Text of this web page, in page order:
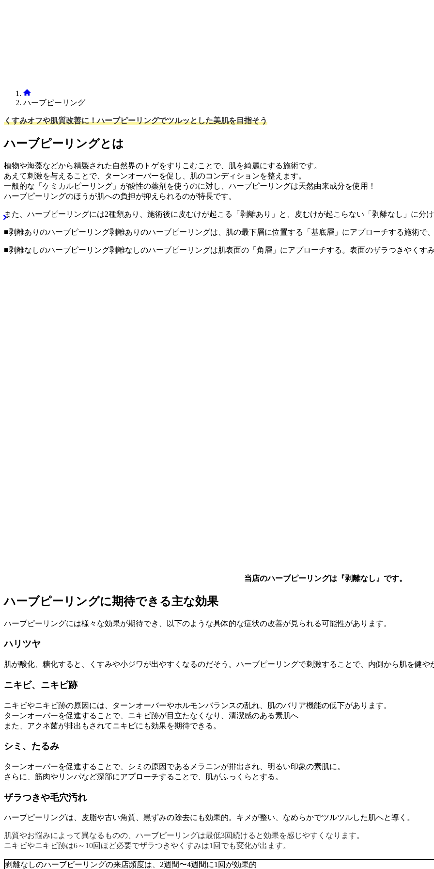
ハーブピーリング
くすみオフや肌質改善に！ハーブピーリングでツルッとした美肌を目指そう
ハーブピーリングとは
植物や海藻などから精製された自然界のトゲをすりこむことで、肌を綺麗にする施術です。
あえて刺激を与えることで、ターンオーバーを促し、肌のコンディションを整えます。
一般的な「ケミカルピーリング」が酸性の薬剤を使うのに対し、ハーブピーリングは天然由来成分を使用！
ハーブピーリングのほうが肌への負担が抑えられるのが特長です。
また、ハーブピーリングには2種類あり、施術後に皮むけが起こる「剥離あり」と、皮むけが起こらない「剥離なし」に分け
■剥離ありのハーブピーリング剥離ありのハーブピーリングは、肌の最下層に位置する「基底層」にアプローチする施術で
■剥離なしのハーブピーリング剥離なしのハーブピーリングは肌表面の「角層」にアプローチする。表面のザラつきやくす
当店のハーブピーリングは『剥離なし』です。
ハーブピーリングに期待できる主な効果
ハーブピーリングには様々な効果が期待でき、以下のような具体的な症状の改善が見られる可能性があります。
ハリツヤ
肌が酸化、糖化すると、くすみや小ジワが出やすくなるのだそう。ハーブピーリングで刺激することで、内側から肌を健や
ニキビ、ニキビ跡
ニキビやニキビ跡の原因には、ターンオーバーやホルモンバランスの乱れ、肌のバリア機能の低下があります。
ターンオーバーを促進することで、ニキビ跡が目立たなくなり、清潔感のある素肌へ
また、アクネ菌が排出もされてニキビにも効果を期待できる。
シミ、たるみ
ターンオーバーを促進することで、シミの原因であるメラニンが排出され、明るい印象の素肌に。
さらに、筋肉やリンパなど深部にアプローチすることで、肌がふっくらとする。
ザラつきや毛穴汚れ
ハーブピーリングは、皮脂や古い角質、黒ずみの除去にも効果的。キメが整い、なめらかでツルツルした肌へと導く。
肌質やお悩みによって異なるものの、ハーブピーリングは最低3回続けると効果を感じやすくなります。
ニキビやニキビ跡は6～10回ほど必要でザラつきやくすみは1回でも変化が出ます。
剥離なしのハーブピーリングの来店頻度は、2週間〜4週間に1回が効果的